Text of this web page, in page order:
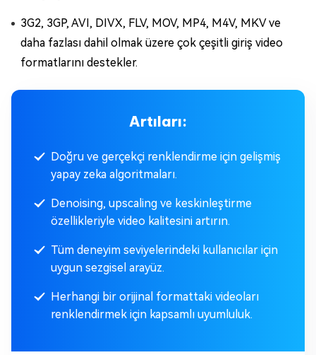
3G2, 3GP, AVI, DIVX, FLV, MOV, MP4, M4V, MKV ve
daha fazlası dahil olmak üzere çok çeşitli giriş video
formatlarını destekler.
Artıları:
Doğru ve gerçekçi renklendirme için gelişmiş
yapay zeka algoritmaları.
Denoising, upscaling ve keskinleştirme
özellikleriyle video kalitesini artırın.
Tüm deneyim seviyelerindeki kullanıcılar için
uygun sezgisel arayüz.
Herhangi bir orijinal formattaki videoları
renklendirmek için kapsamlı uyumluluk.